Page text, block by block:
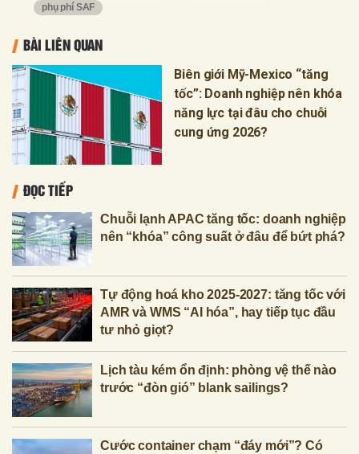
phụ phí SAF
BÀI LIÊN QUAN
Biên giới Mỹ-Mexico “tăng
tốc”: Doanh nghiệp nên khóa
năng lực tại đâu cho chuỗi
cung ứng 2026?
ĐỌC TIẾP
Chuỗi lạnh APAC tăng tốc: doanh nghiệp
nên “khóa” công suất ở đâu để bứt phá?
Tự động hoá kho 2025-2027: tăng tốc với
AMR và WMS “AI hóa”, hay tiếp tục đầu
tư nhỏ giọt?
Lịch tàu kém ổn định: phòng vệ thế nào
trước “đòn gió” blank sailings?
Cước container chạm “đáy mới”? Có